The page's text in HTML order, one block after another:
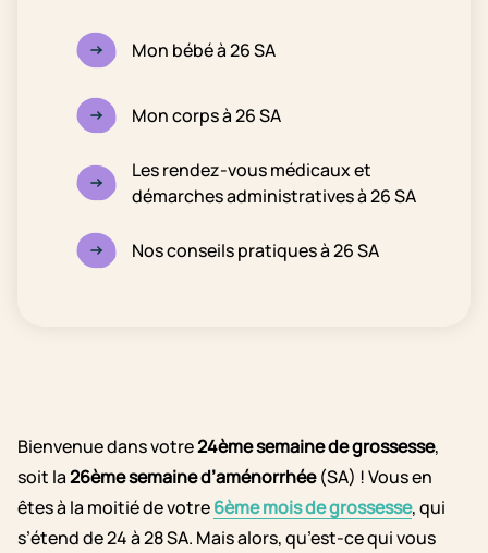
Mon bébé à 26 SA
Mon corps à 26 SA
Les rendez-vous médicaux et
démarches administratives à 26 SA
Nos conseils pratiques à 26 SA
Bienvenue dans votre24ème semaine de grossesse,
soit la26ème semaine d’aménorrhée(SA) !Vous en
êtes à la moitié de votre6ème mois de grossesse, qui
s’étend de 24 à 28 SA. Mais alors, qu’est-ce qui vous